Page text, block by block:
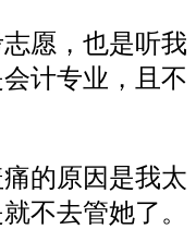
愿，也是听我
计专业，且不
的原因是我太
不去管她了。